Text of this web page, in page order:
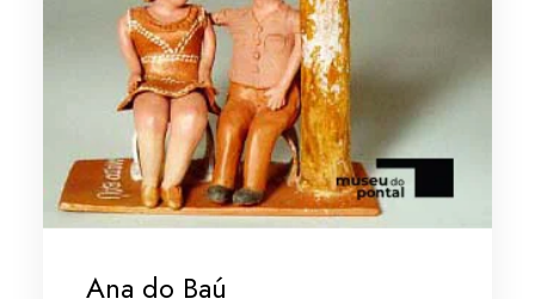
Ana do Baú